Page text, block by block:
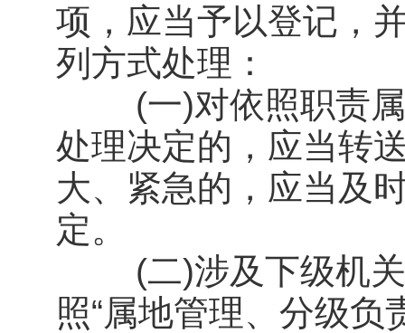
项，应当予以登记，
列方式处理：
(一)对依照职责属
处理决定的，应当转
大、紧急的，应当及
定。
(二)涉及下级机关
照“属地管理、分级负